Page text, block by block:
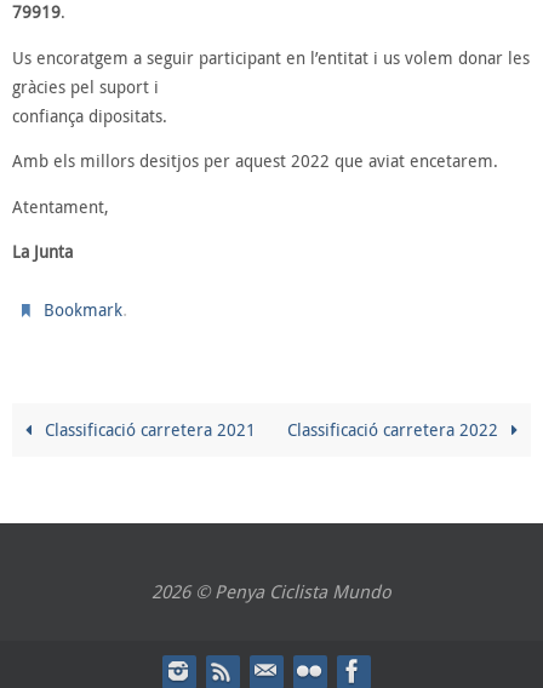
79919.
Us encoratgem a seguir participant en l’entitat i us volem donar les
gràcies pel suport i
confiança dipositats.
Amb els millors desitjos per aquest 2022 que aviat encetarem.
Atentament,
La Junta
Bookmark.
Classificació carretera 2021 Classificació carretera 2022
2026 © Penya Ciclista Mundo